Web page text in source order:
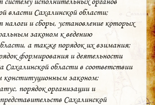
власти Сахалинской области;
налоги и сборы, установление которых
законом к ведению
а также порядок их взимания;
формирования и деятельности
Сахалинской области в соответствии
конституционным законом;
порядок организации и
Сахалинской